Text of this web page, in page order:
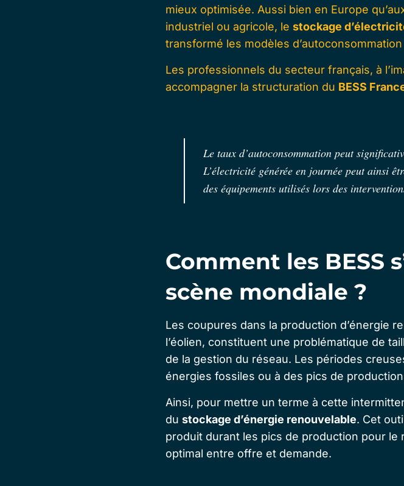
mieux optimisée. Aussi bien en Europe
industriel ou agricole, le stockage
transformé les modèles
Les professionnels du secteur français, à
accompagner la structuration du BESS
Le taux d’autoconsommation peut
L’électricité générée en journée peut ainsi
des équipements utilisés lors des
Comment les BESS
scène mondiale ?
Les coupures dans la production d’énergie
l’éolien, constituent une problématique de
de la gestion du réseau. Les périodes
énergies fossiles ou à des pics de
Ainsi, pour mettre un terme à cette
du stockage d’énergie renouvelable. Cet
produit durant les pics de production pour
optimal entre offre et demande.